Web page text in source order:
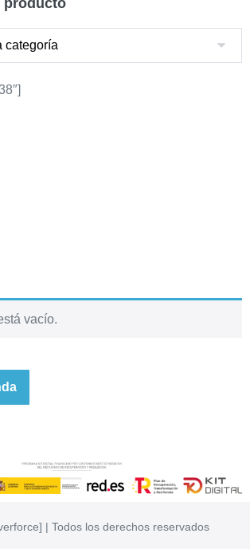
producto
vacío.
| Todos los derechos reservados